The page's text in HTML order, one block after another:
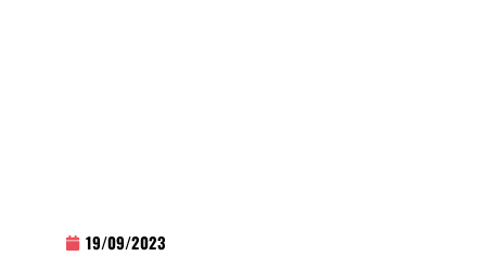
19/09/2023